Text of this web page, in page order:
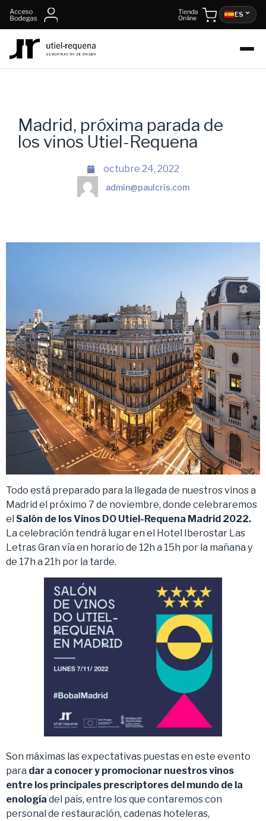
ES
Madrid, próxima parada de
los vinos Utiel-Requena
octubre 24, 2022
admin@paulcris.com
Todo está preparado para la llegada de nuestros vinos a
Madrid el próximo 7 de noviembre, donde celebraremos
el Salón de los Vinos DO Utiel-Requena Madrid 2022.
La celebración tendrá lugar en el Hotel Iberostar Las
Letras Gran vía en horario de 12h a 15h por la mañana y
de 17h a 21h por la tarde.
Son máximas las expectativas puestas en este evento
para dar a conocer y promocionar nuestros vinos
entre los principales prescriptores del mundo de la
enología del país, entre los que contaremos con
personal de restauración, cadenas hoteleras,